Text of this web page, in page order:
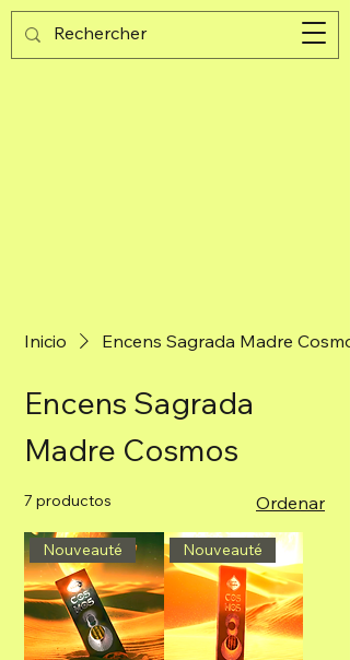
Guijad
Inicio Encens Sagrada Madre
Encens Sagrada
Madre Cosmos
7 productos Ordenar
Nouveauté Nouveauté